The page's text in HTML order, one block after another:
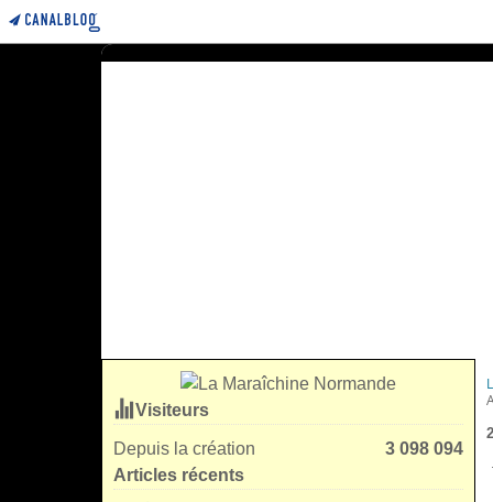
Visiteurs
Depuis la création
3 098 094
Articles récents